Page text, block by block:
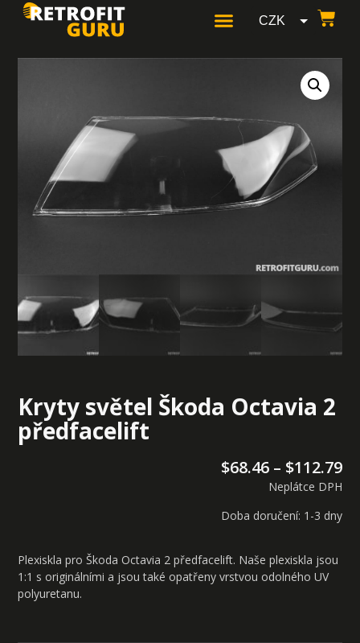
CZK
Kryty světel Škoda Octavia 2
předfacelift
$68.46 – $112.79
Neplátce DPH
Doba doručení: 1-3 dny
Plexiskla pro Škoda Octavia 2 předfacelift. Naše plexiskla jsou
1:1 s originálními a jsou také opatřeny vrstvou odolného UV
polyuretanu.